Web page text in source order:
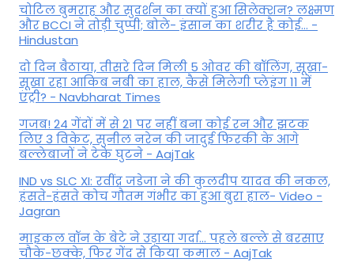
चोटिल बुमराह और सुदर्शन का क्यों हुआ सिलेक्शन? लक्ष्मण
और BCCI ने तोड़ी चुप्पी; बोले- इंसान का शरीर है कोई… -
Hindustan
दो दिन बैठाया, तीसरे दिन मिली 5 ओवर की बॉलिंग, सूखा-
सूखा रहा आकिब नबी का हाल, कैसे मिलेगी प्लेइंग 11 में
एंट्री? - Navbharat Times
गजब! 24 गेंदों में से 21 पर नहीं बना कोई रन और झटक
लिए 3 विकेट, सुनील नरेन की जादुई फिरकी के आगे
बल्लेबाजों ने टेके घुटने - AajTak
IND vs SLC XI: रवींद्र जडेजा ने की कुलदीप यादव की नकल,
हंसते-हंसते कोच गौतम गंभीर का हुआ बुरा हाल- Video -
Jagran
माइकल वॉन के बेटे ने उड़ाया गर्दा... पहले बल्ले से बरसाए
चौके-छक्के, फिर गेंद से किया कमाल - AajTak